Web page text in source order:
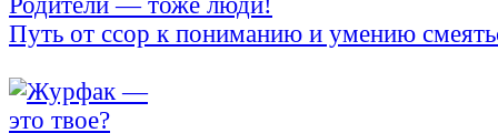
Путь от ссор к пониманию и умению